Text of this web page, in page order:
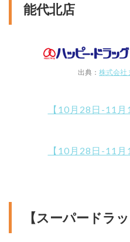
能代北店
出典： 株式会社
【10月28日-11月
【10月28日-11月
【スーパードラ